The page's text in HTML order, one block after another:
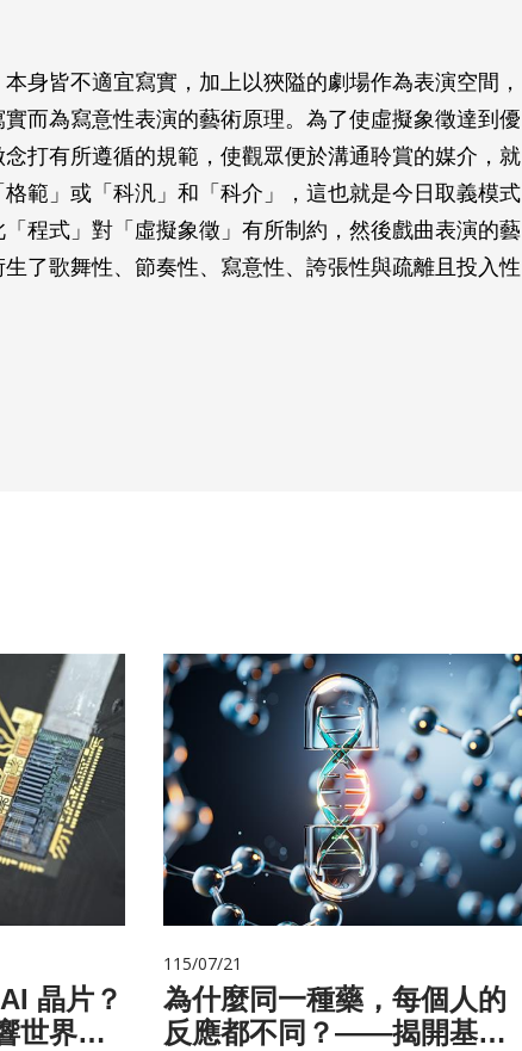
身皆不適宜寫實，加上以狹隘的劇場作為表演空間，
而為寫意性表演的藝術原理。為了使虛擬象徵達到優
打有所遵循的規範，使觀眾便於溝通聆賞的媒介，就
範」或「科汎」和「科介」，這也就是今日取義模式
程式」對「虛擬象徵」有所制約，然後戲曲表演的藝
了歌舞性、節奏性、寫意性、誇張性與疏離且投入性
晶片？
世界
115/07/21
為什麼同一種藥，每個人的
反應都不同？——揭開基因